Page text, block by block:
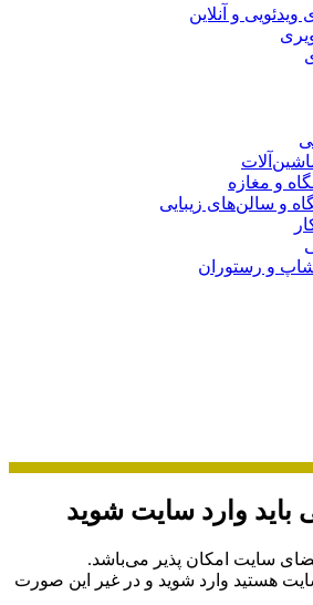
و آنلاین
و مغازه
و سالن‌های زیبایی
و رستوران
باید وارد سایت شوید
سایت امکان پذیر می‌باشد.
هستید وارد شوید و در غیر این صورت